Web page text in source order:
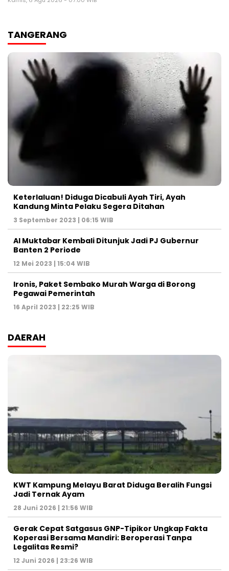
TANGERANG
Keterlaluan! Diduga Dicabuli Ayah Tiri, Ayah
Kandung Minta Pelaku Segera Ditahan
3 September 2023 | 06:15 WIB
Al Muktabar Kembali Ditunjuk Jadi PJ Gubernur
Banten 2 Periode
12 Mei 2023 | 15:04 WIB
Ironis, Paket Sembako Murah Warga di Borong
Pegawai Pemerintah
16 April 2023 | 22:25 WIB
DAERAH
KWT Kampung Melayu Barat Diduga Beralih Fungsi
Jadi Ternak Ayam
28 Juni 2026 | 21:56 WIB
Gerak Cepat Satgasus GNP-Tipikor Ungkap Fakta
Koperasi Bersama Mandiri: Beroperasi Tanpa
Legalitas Resmi?
12 Juni 2026 | 23:26 WIB